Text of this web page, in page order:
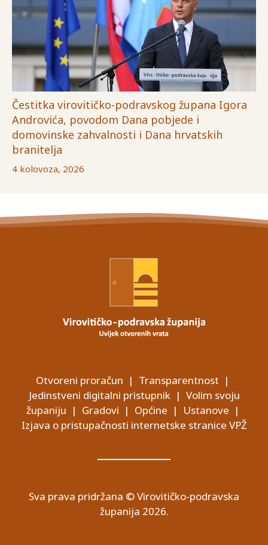
Čestitka virovitičko-podravskog župana Igora
Androvića, povodom Dana pobjede i
domovinske zahvalnosti i Dana hrvatskih
branitelja
4 kolovoza, 2026
Otvoreni proračun | Transparentnost |
Jedinstveni digitalni pristupnik| Volim svoju
županiju | Gradovi | Općine | Ustanove |
Izjava o pristupačnosti internetske stranice VPŽ
Sva prava pridržana © Virovitičko-podravska
županija 2026.